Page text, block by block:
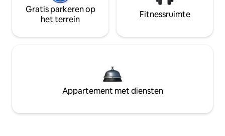
Gratis parkeren op
het terrein
Fitnessruimte
Appartement met diensten